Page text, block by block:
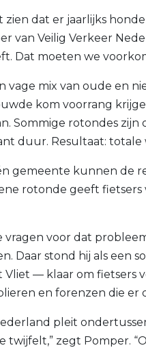
zien dat er jaarlijks
van Veilig Verkeer
Dat moeten we
vage mix van oude en
kom voorrang
Sommige rotondes
duur. Resultaat: totale
gemeente kunnen de
rotonde geeft
vragen voor dat
Daar stond hij als een
Vliet — klaar om fietsers
en forenzen die
pleit
twijfelt,” zegt Pomper.